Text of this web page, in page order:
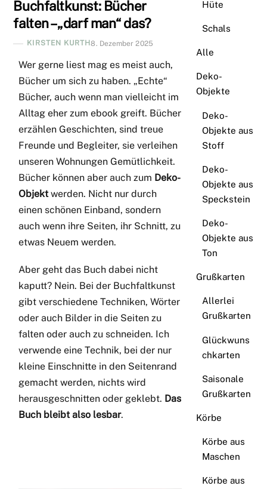
Buchfaltkunst: Bücher
falten – „darf man“ das?
KIRSTEN KURTH8. Dezember 2025
Wer gerne liest mag es meist auch,
Bücher um sich zu haben. „Echte“
Bücher, auch wenn man vielleicht im
Alltag eher zum ebook greift. Bücher
erzählen Geschichten, sind treue
Freunde und Begleiter, sie verleihen
unseren Wohnungen Gemütlichkeit.
Bücher können aber auch zum Deko-
Objektwerden. Nicht nur durch
einen schönen Einband, sondern
auch wenn ihre Seiten, ihr Schnitt, zu
etwas Neuem werden.
Aber geht das Buch dabei nicht
kaputt? Nein. Bei der Buchfaltkunst
gibt verschiedene Techniken, Wörter
oder auch Bilder in die Seiten zu
falten oder auch zu schneiden. Ich
verwende eine Technik, bei der nur
kleine Einschnitte in den Seitenrand
gemacht werden, nichts wird
herausgeschnitten oder geklebt. Das
Buch bleibt also lesbar.
Hüte
Schals
Alle
Deko-
Objekte
Deko-
Objekte aus
Stoff
Deko-
Objekte aus
Speckstein
Deko-
Objekte aus
Ton
Grußkarten
Allerlei
Grußkarten
Glückwuns
chkarten
Saisonale
Grußkarten
Körbe
Körbe aus
Maschen
Körbe aus